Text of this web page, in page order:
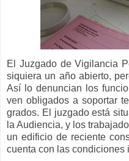
El Juzgado de Vigilancia
siquiera un año abierto,
Así lo denuncian los
ven obligados a soportar
grados. El juzgado está
la Audiencia, y los
un edificio de reciente
cuenta con las condiciones